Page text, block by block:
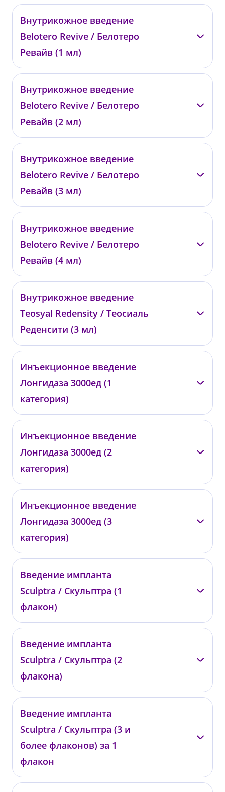
0687
от 25 000 ₽
Внутрикожное введение
Belotero Revive / Белотеро
Ревайв (1 мл)
0743
от 18 200 ₽
Внутрикожное введение
Belotero Revive / Белотеро
Ревайв (2 мл)
0744
от 34 000 ₽
Внутрикожное введение
Belotero Revive / Белотеро
Ревайв (3 мл)
0745
от 52 000 ₽
Внутрикожное введение
Belotero Revive / Белотеро
Ревайв (4 мл)
0746
от 68 000 ₽
Внутрикожное введение
Teosyal Redensity / Теосиаль
Реденсити (3 мл)
от 34 100 ₽
Инъекционное введение
Лонгидаза 3000ед (1
категория)
001464
от 2 000 ₽
Инъекционное введение
Лонгидаза 3000ед (2
категория)
001465
от 4 500 ₽
Инъекционное введение
Лонгидаза 3000ед (3
категория)
001513
от 10 000 ₽
Введение импланта
Sculptra / Скульптра (1
флакон)
018031
от 56 200 ₽
Введение импланта
Sculptra / Скульптра (2
флакона)
018032
от 105 200 ₽
Введение импланта
Sculptra / Скульптра (3 и
более флаконов) за 1
флакон